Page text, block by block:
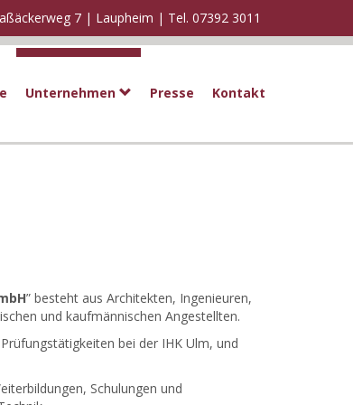
7 | Laupheim | Tel. 07392 3011
Unternehmen Presse Kontakt
” besteht aus Architekten, Ingenieuren,
und kaufmännischen Angestellten.
bei der IHK Ulm, und
Schulungen und